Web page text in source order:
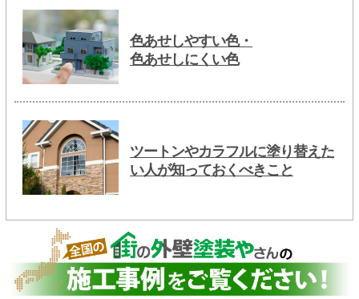
色あせしやすい色・
色あせしにくい色
ツートンやカラフルに塗り替えた
い人が知っておくべきこと